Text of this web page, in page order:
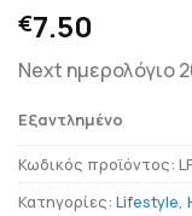
€7.50
Next ημερολόγιο
Εξαντλημένο
Κωδικός προϊόντος:
Κατηγορίες: Lifestyle,